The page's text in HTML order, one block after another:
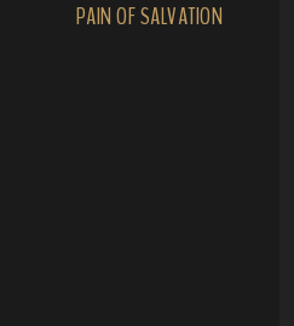
PAIN OF SALVATION